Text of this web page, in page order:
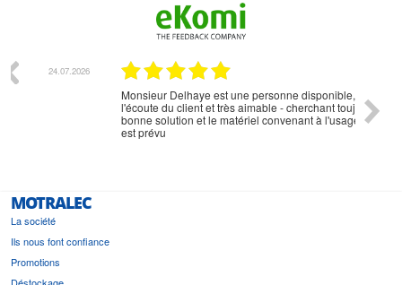
Monsieur Delhaye est une personne disponible, à
l'écoute du client et très aimable - cherchant toujours la
bonne solution et le matériel convenant à l'usage qui en
MOTRALEC
La société
Ils nous font confiance
Promotions
Déstockage